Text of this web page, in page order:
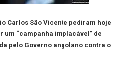
Carlos São Vicente pediram hoje
um “campanha implacável” de
pelo Governo angolano contra o